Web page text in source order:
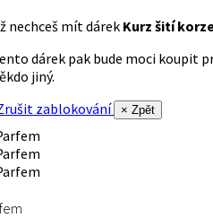
nechceš mít dárek Kurz šití
dárek pak bude moci koupit
jiný.
zablokování
× Zpět